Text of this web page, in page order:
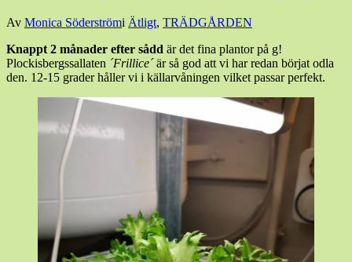
Den
mars,
2025
Av Monica Söderströmi Ätligt, TRÄDGÅRDEN
Knappt 2 månader efter sådd är det fina plantor på g!
Plockisbergssallaten ´Frillice´är så god att vi har redan börjat odla
den. 12-15 grader håller vi i källarvåningen vilket passar perfekt.